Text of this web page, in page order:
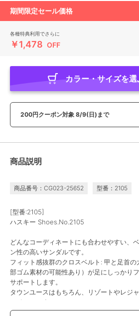
期間限定セール価格
各種特典利用でさらに
￥1,478 OFF
カラー・サイズを選
200円クーポン対象 8/9(日)まで
商品説明
商品番号：CG023-25652 型番：2105
[型番:2105]
ハスキー Shoes.No.2105
どんなコーディネートにも合わせやすい、
ン性の高いサンダルです。
フィット感抜群のクロスベルト: 甲と足首
部ゴム素材の可能性あり）が足にしっかり
サポートします。
タウンユースはもちろん、リゾートやレジ
アイテムです。